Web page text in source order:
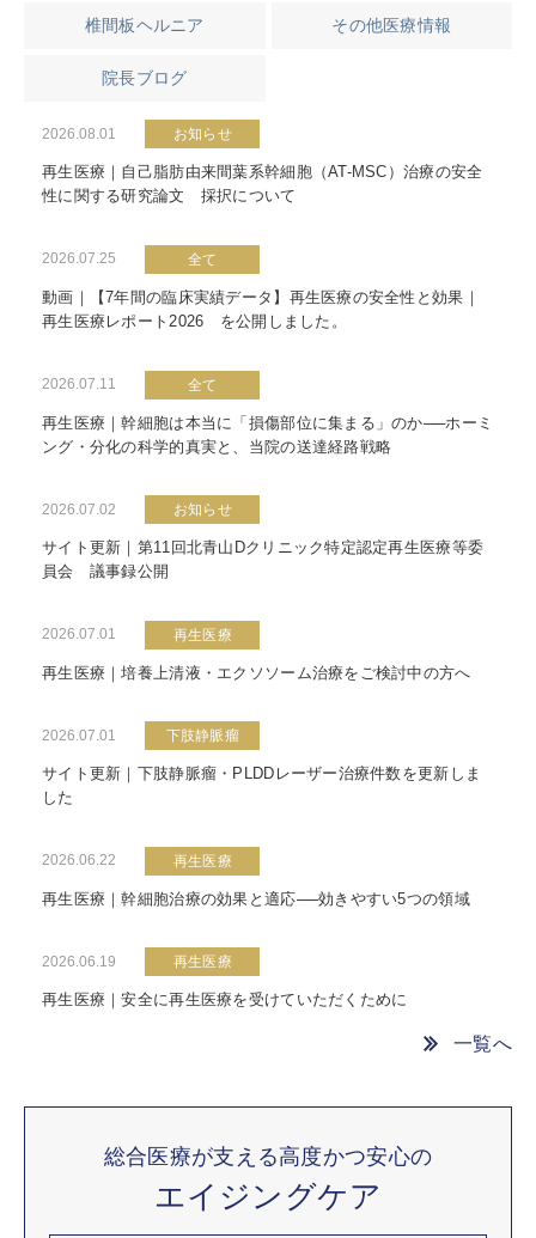
椎間板ヘルニア その他医療情報
院長ブログ
2026.08.01 お知らせ
再生医療｜自己脂肪由来間葉系幹細胞（AT-MSC）治療の安全
性に関する研究論文 採択について
2026.07.25 全て
動画｜【7年間の臨床実績データ】再生医療の安全性と効果｜
再生医療レポート2026 を公開しました。
2026.07.11 全て
再生医療｜幹細胞は本当に「損傷部位に集まる」のか──ホーミ
ング・分化の科学的真実と、当院の送達経路戦略
2026.07.02 お知らせ
サイト更新｜第11回北青山Dクリニック特定認定再生医療等委
員会 議事録公開
2026.07.01 再生医療
再生医療｜培養上清液・エクソソーム治療をご検討中の方へ
2026.07.01 下肢静脈瘤
サイト更新｜下肢静脈瘤・PLDDレーザー治療件数を更新しま
した
2026.06.22 再生医療
再生医療｜幹細胞治療の効果と適応──効きやすい5つの領域
2026.06.19 再生医療
再生医療｜安全に再生医療を受けていただくために
一覧へ
総合医療が支える高度かつ安心の
エイジングケア